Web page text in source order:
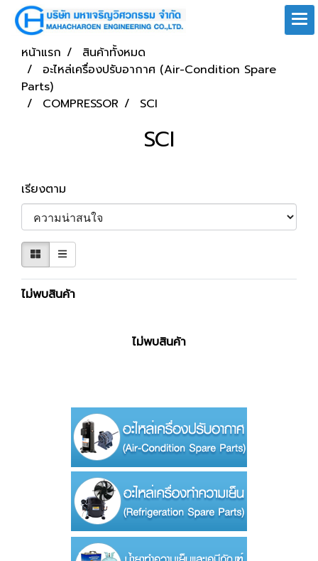
หน้าแรก
สินค้าทั้งหมด
อะไหล่เครื่องปรับอากาศ (Air-Condition Spare
Parts)
COMPRESSOR
SCI
SCI
เรียงตาม
ไม่พบสินค้า
ไม่พบสินค้า